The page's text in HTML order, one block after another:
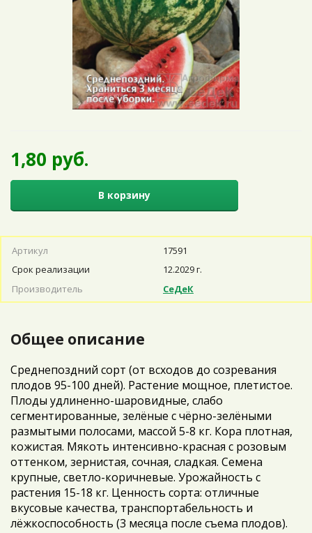
1,80 руб.
В корзину
Артикул
17591
Срок реализации
12.2029 г.
Производитель
СеДеК
Общее описание
Среднепоздний сорт (от всходов до созревания
плодов 95-100 дней). Растение мощное, плетистое.
Плоды удлиненно-шаровидные, слабо
сегментированные, зелёные с чёрно-зелёными
размытыми полосами, массой 5-8 кг. Кора плотная,
кожистая. Мякоть интенсивно-красная с розовым
оттенком, зернистая, сочная, сладкая. Семена
крупные, светло-коричневые. Урожайность с
растения 15-18 кг. Ценность сорта: отличные
вкусовые качества, транспортабельность и
лёжкоспособность (3 месяца после съема плодов).